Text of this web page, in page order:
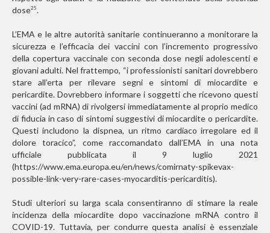
dose25.
L’EMA e le altre autorità sanitarie continueranno a monitorare la
sicurezza e l’efficacia dei vaccini con l’incremento progressivo
della copertura vaccinale con seconda dose negli adolescenti e
giovani adulti. Nel frattempo, “i professionisti sanitari dovrebbero
stare all’erta per rilevare segni e sintomi di miocardite e
pericardite. Dovrebbero informare i soggetti che ricevono questi
vaccini (ad mRNA) di rivolgersi immediatamente al proprio medico
di fiducia in caso di sintomi suggestivi di miocardite o pericardite.
Questi includono la dispnea, un ritmo cardiaco irregolare ed il
dolore toracico”, come raccomandato dall’EMA in una nota
ufficiale pubblicata il 9 luglio 2021
(https://www.ema.europa.eu/en/news/comirnaty-spikevax-
possible-link-very-rare-cases-myocarditis-pericarditis).
Studi ulteriori su larga scala consentiranno di stimare la reale
incidenza della miocardite dopo vaccinazione mRNA contro il
COVID-19. Tuttavia, per condurre questa analisi è essenziale